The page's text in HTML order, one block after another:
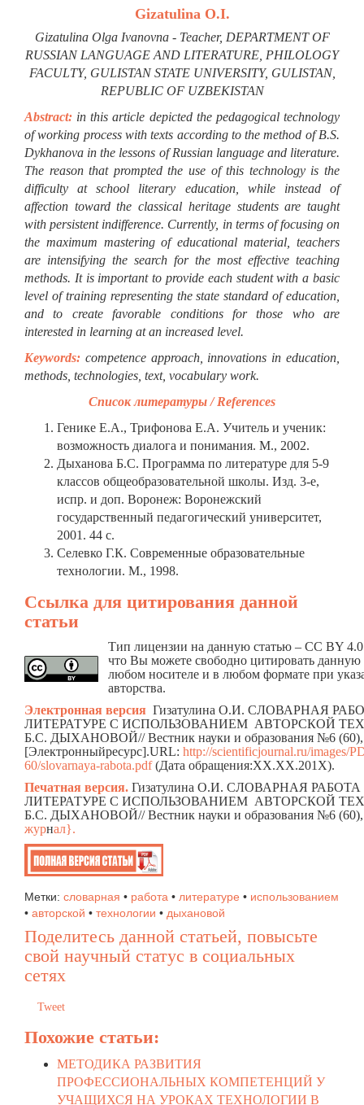
Gizatulina O.I.
Gizatulina Olga Ivanovna - Teacher, DEPARTMENT OF
RUSSIAN LANGUAGE AND LITERATURE, PHILOLOGY
FACULTY, GULISTAN STATE UNIVERSITY, GULISTAN,
REPUBLIC OF UZBEKISTAN
Abstract: in this article depicted the pedagogical technology
of working process with texts according to the method of B.S.
Dykhanova in the lessons of Russian language and literature.
The reason that prompted the use of this technology is the
difficulty at school literary education, while instead of
affection toward the classical heritage students are taught
with persistent indifference. Currently, in terms of focusing on
the maximum mastering of educational material, teachers
are intensifying the search for the most effective teaching
methods. It is important to provide each student with a basic
level of training representing the state standard of education,
and to create favorable conditions for those who are
interested in learning at an increased level.
Keywords: competence approach, innovations in education,
methods, technologies, text, vocabulary work.
Список литературы / References
Генике Е.А., Трифонова Е.А. Учитель и ученик:
возможность диалога и понимания. М., 2002.
Дыханова Б.С. Программа по литературе для 5-9
классов общеобразовательной школы. Изд. 3-е,
испр. и доп. Воронеж: Воронежский
государственный педагогический университет,
2001. 44 с.
Селевко Г.К. Современные образовательные
технологии. М., 1998.
Ссылка для цитирования данной
статьи
Тип лицензии на данную статью – CC BY
что Вы можете свободно цитировать данную
любом носителе и в любом формате при
авторства.
Электронная версия Гизатулина О.И. СЛОВАРНАЯ
ЛИТЕРАТУРЕ С ИСПОЛЬЗОВАНИЕМ АВТОРСКОЙ
Б.С. ДЫХАНОВОЙ// Вестник науки и образования №6 (60),
[Электронныйресурс].URL: http://scientificjournal.ru/images/
60/slovarnaya-rabota.pdf(Дата обращения:ХХ.ХХ.201Х).
Печатная версия. Гизатулина О.И. СЛОВАРНАЯ
ЛИТЕРАТУРЕ С ИСПОЛЬЗОВАНИЕМ АВТОРСКОЙ
Б.С. ДЫХАНОВОЙ// Вестник науки и образования №6
журнал}.
Метки: словарная • работа • литературе • использованием
• авторской • технологии • дыхановой
Поделитесь данной статьей, повысьте
свой научный статус в социальных
сетях
Tweet
Похожие статьи:
МЕТОДИКА РАЗВИТИЯ
ПРОФЕССИОНАЛЬНЫХ КОМПЕТЕНЦИЙ У
УЧАЩИХСЯ НА УРОКАХ ТЕХНОЛОГИИ В